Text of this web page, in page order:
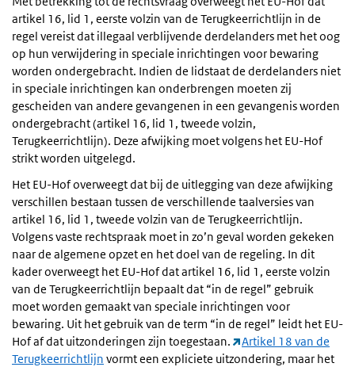
artikel 16, lid 1, eerste volzin van de Terugkeerrichtlijn in de
regel vereist dat illegaal verblijvende derdelanders met het oog
op hun verwijdering in speciale inrichtingen voor bewaring
worden ondergebracht. Indien de lidstaat de derdelanders niet
in speciale inrichtingen kan onderbrengen moeten zij
gescheiden van andere gevangenen in een gevangenis worden
ondergebracht (artikel 16, lid 1, tweede volzin,
Terugkeerrichtlijn). Deze afwijking moet volgens het EU-Hof
strikt worden uitgelegd.
Het EU-Hof overweegt dat bij de uitlegging van deze afwijking
verschillen bestaan tussen de verschillende taalversies van
artikel 16, lid 1, tweede volzin van de Terugkeerrichtlijn.
Volgens vaste rechtspraak moet in zo’n geval worden gekeken
naar de algemene opzet en het doel van de regeling. In dit
kader overweegt het EU-Hof dat artikel 16, lid 1, eerste volzin
van de Terugkeerrichtlijn bepaalt dat “in de regel” gebruik
moet worden gemaakt van speciale inrichtingen voor
bewaring. Uit het gebruik van de term “in de regel” leidt het EU-
Hof af dat uitzonderingen zijn toegestaan.
Artikel 18 van de
Terugkeerrichtlijn vormt een expliciete uitzondering, maar het